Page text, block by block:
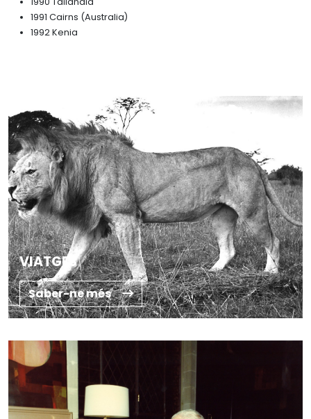
1991 Cairns (Australia)
1992 Kenia
VIATGES
Saber-ne més